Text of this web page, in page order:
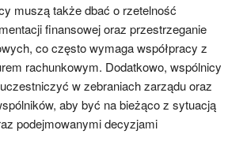
muszą także dbać o rzetelność
finansowej oraz przestrzeganie
co często wymaga współpracy z
rachunkowym. Dodatkowo, wspólnicy
w zebraniach zarządu oraz
aby być na bieżąco z sytuacją
podejmowanymi decyzjami